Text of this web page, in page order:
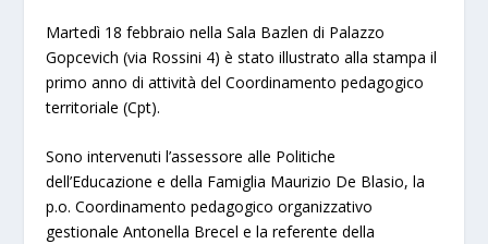
Martedì 18 febbraio nella Sala Bazlen di Palazzo
Gopcevich (via Rossini 4) è stato illustrato alla stampa il
primo anno di attività del Coordinamento pedagogico
territoriale (Cpt).
Sono intervenuti l’assessore alle Politiche
dell’Educazione e della Famiglia Maurizio De Blasio, la
p.o. Coordinamento pedagogico organizzativo
gestionale Antonella Brecel e la referente della